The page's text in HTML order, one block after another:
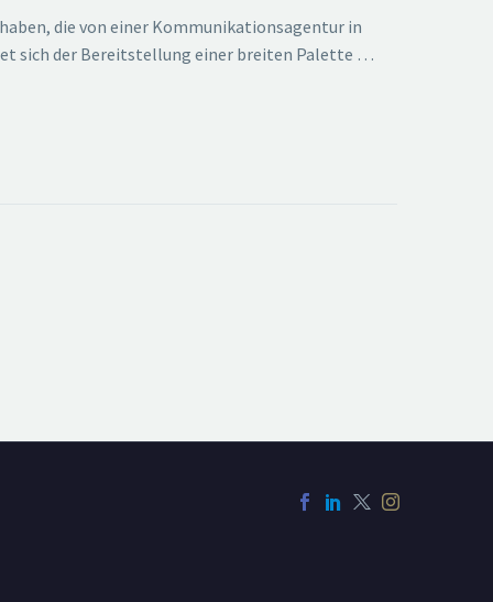
die von einer Kommunikationsagentur in
sich der Bereitstellung einer breiten Palette …